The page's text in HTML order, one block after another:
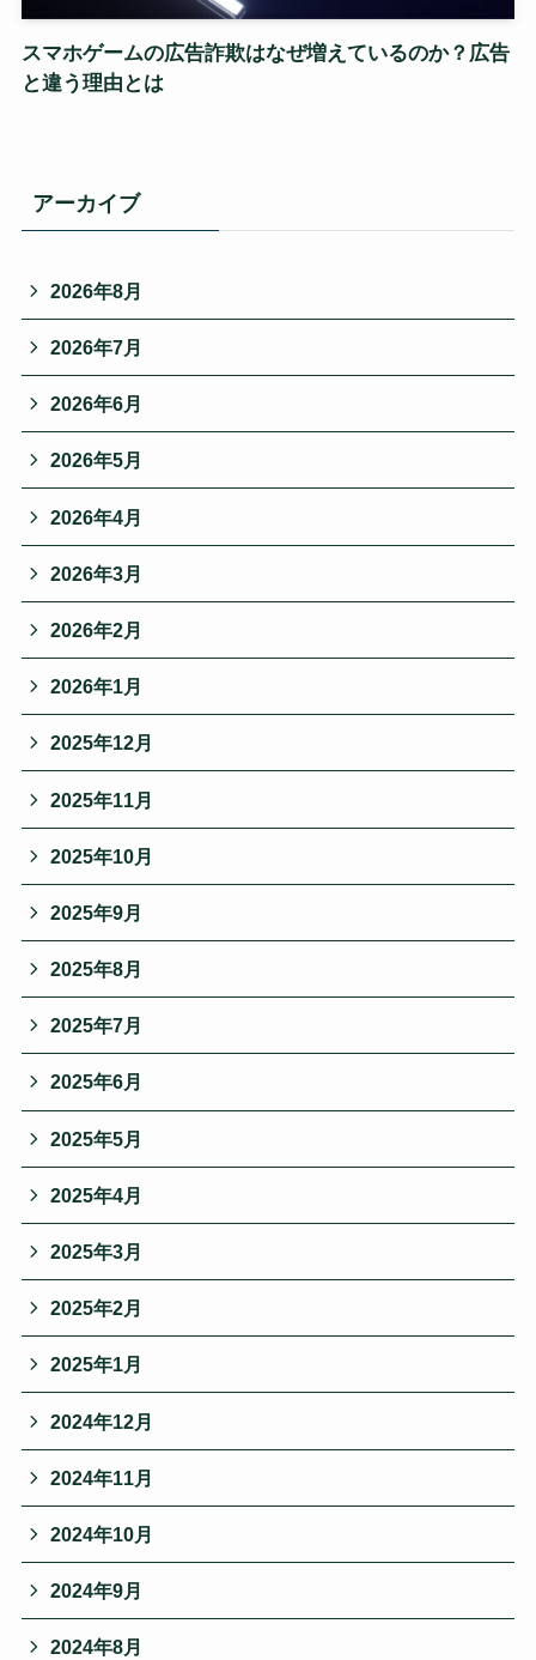
スマホゲームの広告詐欺はなぜ増えているのか？広告
と違う理由とは
アーカイブ
2026年8月
2026年7月
2026年6月
2026年5月
2026年4月
2026年3月
2026年2月
2026年1月
2025年12月
2025年11月
2025年10月
2025年9月
2025年8月
2025年7月
2025年6月
2025年5月
2025年4月
2025年3月
2025年2月
2025年1月
2024年12月
2024年11月
2024年10月
2024年9月
2024年8月